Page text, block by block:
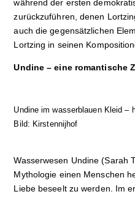
während der ersten
zurückzuführen, denen
auch die gegensätzlichen
Lortzing in seinen
Undine – eine romantische
Undine im wasserblauen Kleid –
Bild: Kirstennijhof
Wasserwesen Undine (Sarah
Mythologie einen Menschen
Liebe beseelt zu werden. Im